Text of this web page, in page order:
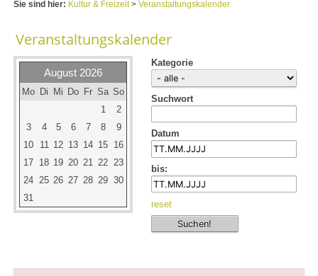
Sie sind hier: Kultur & Freizeit>Veranstaltungskalender
Veranstaltungskalender
August 2026
Mo Di Mi Do Fr Sa So
1
2
3
4 5 6 7 8
9
10
11 12 13 14 15 16
17 18 19 20 21 22 23
24 25 26 27 28 29 30
31
Kategorie
Suchwort
Datum
bis:
reset